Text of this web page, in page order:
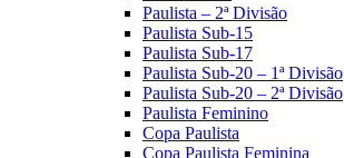
Paulista – 2ª Divisão
Paulista Sub-15
Paulista Sub-17
Paulista Sub-20 – 1ª Divisão
Paulista Sub-20 – 2ª Divisão
Paulista Feminino
Copa Paulista
Copa Paulista Feminina